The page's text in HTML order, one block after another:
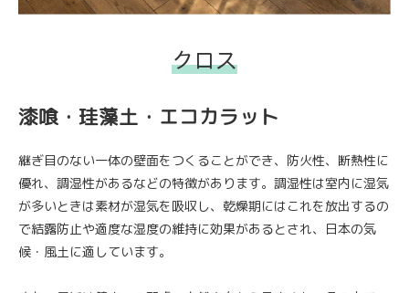
クロス
漆喰・珪藻土・エコカラット
継ぎ目のない一体の壁面をつくることができ、防火性、断熱性に
優れ、調湿性があるなどの特徴があります。調湿性は室内に湿気
が多いときは素材が湿気を吸収し、乾燥期にはこれを放出するの
で結露防止や適度な湿度の維持に効果があるとされ、日本の気
候・風土に適しています。